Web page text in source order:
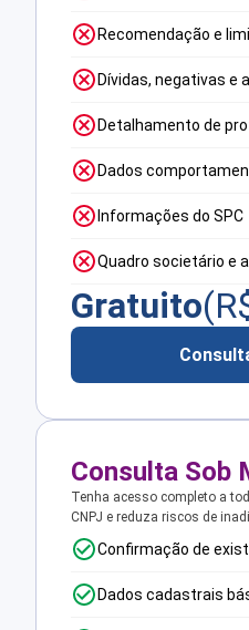
Recomendação e
Dívidas, negativas e
Detalhamento de
Dados
Informações do SPC
Quadro societário e
Gratuito
Consulta Sob
Tenha acesso completo a
CNPJ e reduza riscos de
Confirmação de
Dados cadastrais